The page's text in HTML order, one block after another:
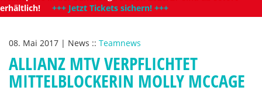
erhältlich! +++ Jetzt Tickets sichern! +++
08. Mai 2017 | News :: Teamnews
ALLIANZ MTV VERPFLICHTET
MITTELBLOCKERIN MOLLY MCCAGE